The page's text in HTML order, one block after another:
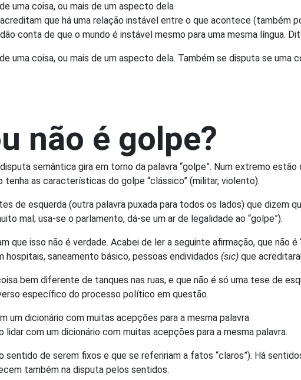
uma coisa, ou mais de um aspecto dela
que há uma relação instável entre o que acontece (também
conta de que o mundo é instável mesmo para uma mesma língua.
uma coisa, ou mais de um aspecto dela. Também se disputa se uma
não é golpe?
semântica gira em torno da palavra “golpe”. Num extremo
tenha as características do golpe “clássico” (militar, violento).
de esquerda (outra palavra puxada para todos os lados) que dizem
mal; usa-se o parlamento, dá-se um ar de legalidade ao “golpe”).
que isso não é verdade. Acabei de ler a seguinte afirmação, que não
hospitais, saneamento básico, pessoas endividados (sic) que
bem diferente de tanques nas ruas, e que não é só uma tese de
específico do processo político em questão.
um dicionário com muitas acepções para a mesma palavra
lidar com um dicionário com muitas acepções para a mesma palavra.
sentido de serem fixos e que se refeririam a fatos “claros”). Há
também na disputa pelos sentidos.